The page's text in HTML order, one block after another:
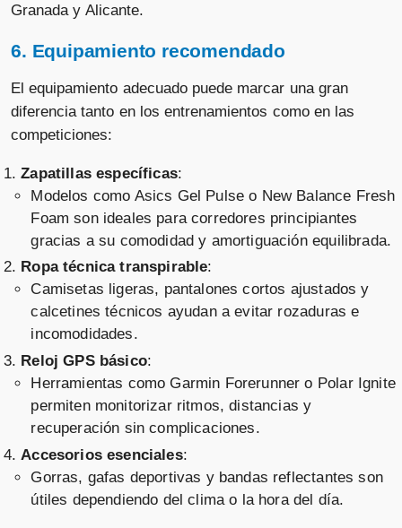
Granada y Alicante.
6. Equipamiento recomendado
El equipamiento adecuado puede marcar una gran
diferencia tanto en los entrenamientos como en las
competiciones:
Zapatillas específicas:
Modelos como Asics Gel Pulse o New Balance Fresh
Foam son ideales para corredores principiantes
gracias a su comodidad y amortiguación equilibrada.
Ropa técnica transpirable:
Camisetas ligeras, pantalones cortos ajustados y
calcetines técnicos ayudan a evitar rozaduras e
incomodidades.
Reloj GPS básico:
Herramientas como Garmin Forerunner o Polar Ignite
permiten monitorizar ritmos, distancias y
recuperación sin complicaciones.
Accesorios esenciales:
Gorras, gafas deportivas y bandas reflectantes son
útiles dependiendo del clima o la hora del día.